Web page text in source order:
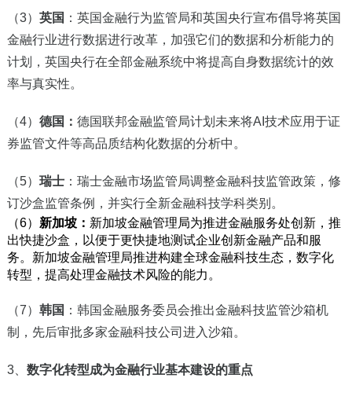
（3） 英国 ：英国金融行为监管局和英国央行宣布倡导将英国
金融行业进行数据进行改革，加强它们的数据和分析能力的
计划，英国央行在全部金融系统中将提高自身数据统计的效
率与真实性。
（4） 德国： 德国联邦金融监管局计划未来将AI技术应用于证
券监管文件等高品质结构化数据的分析中。
（5） 瑞士：瑞士金融市场监管局调整金融科技监管政策，修
订沙盒监管条例，并实行全新金融科技学科类别。
（6） 新加坡： 新加坡金融管理局为推进金融服务处创新，推
出快捷沙盒，以便于更快捷地测试企业创新金融产品和服
务。新加坡金融管理局推进构建全球金融科技生态，数字化
转型，提高处理金融技术风险的能力。
（7） 韩国 ：韩国金融服务委员会推出金融科技监管沙箱机
制，先后审批多家金融科技公司进入沙箱。
3、 数字化转型成为金融行业基本建设的重点